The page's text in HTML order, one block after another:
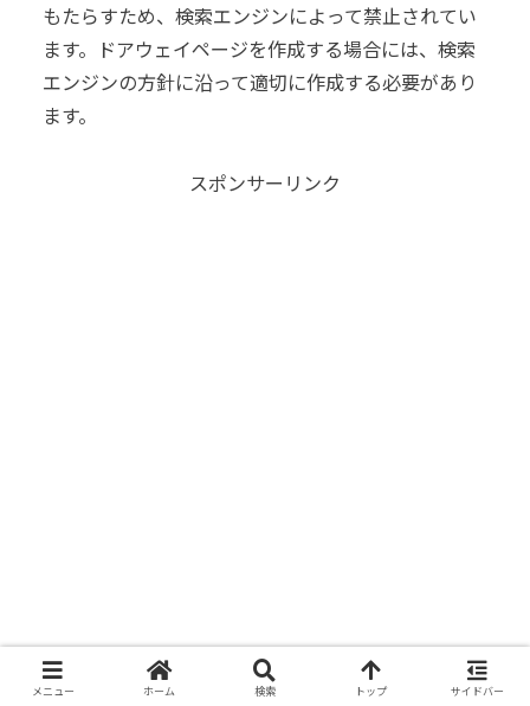
もたらすため、検索エンジンによって禁止されてい
ます。ドアウェイページを作成する場合には、検索
エンジンの方針に沿って適切に作成する必要があり
ます。
スポンサーリンク
メニュー ホーム 検索 トップ サイドバー